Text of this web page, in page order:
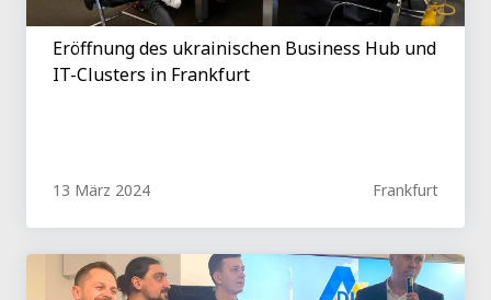
Eröffnung des ukrainischen Business Hub und
IT-Clusters in Frankfurt
13 März 2024 Frankfurt